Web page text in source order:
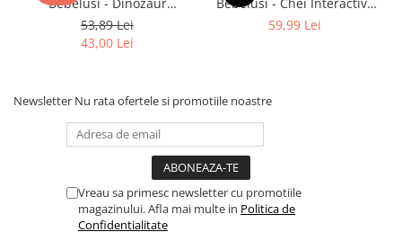
Interactiv
53,89 Lei
43,00 Lei
cu Sunete si Lumini
59,99 Lei
Newsletter Nu rata ofertele si promotiile noastre
Vreau sa primesc newsletter cu promotiile
magazinului. Afla mai multe in Politica de
Confidentialitate